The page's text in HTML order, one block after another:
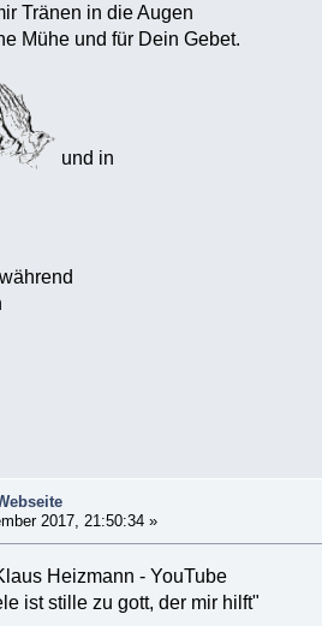
Tränen in die Augen
Mühe und für Dein Gebet.
und in
2017, 21:50:34 »
Heizmann - YouTube
ist stille zu gott, der mir hilft"